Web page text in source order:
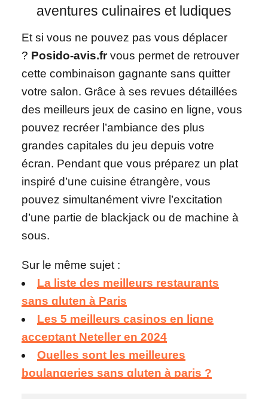
aventures culinaires et ludiques
Et si vous ne pouvez pas vous déplacer
? Posido-avis.frvous permet de retrouver
cette combinaison gagnante sans quitter
votre salon. Grâce à ses revues détaillées
des meilleurs jeux de casino en ligne, vous
pouvez recréer l’ambiance des plus
grandes capitales du jeu depuis votre
écran. Pendant que vous préparez un plat
inspiré d’une cuisine étrangère, vous
pouvez simultanément vivre l’excitation
d’une partie de blackjack ou de machine à
sous.
Sur le même sujet :
La liste des meilleurs restaurants
sans gluten à Paris
Les 5 meilleurs casinos en ligne
acceptant Neteller en 2024
Quelles sont les meilleures
boulangeries sans gluten à paris ?